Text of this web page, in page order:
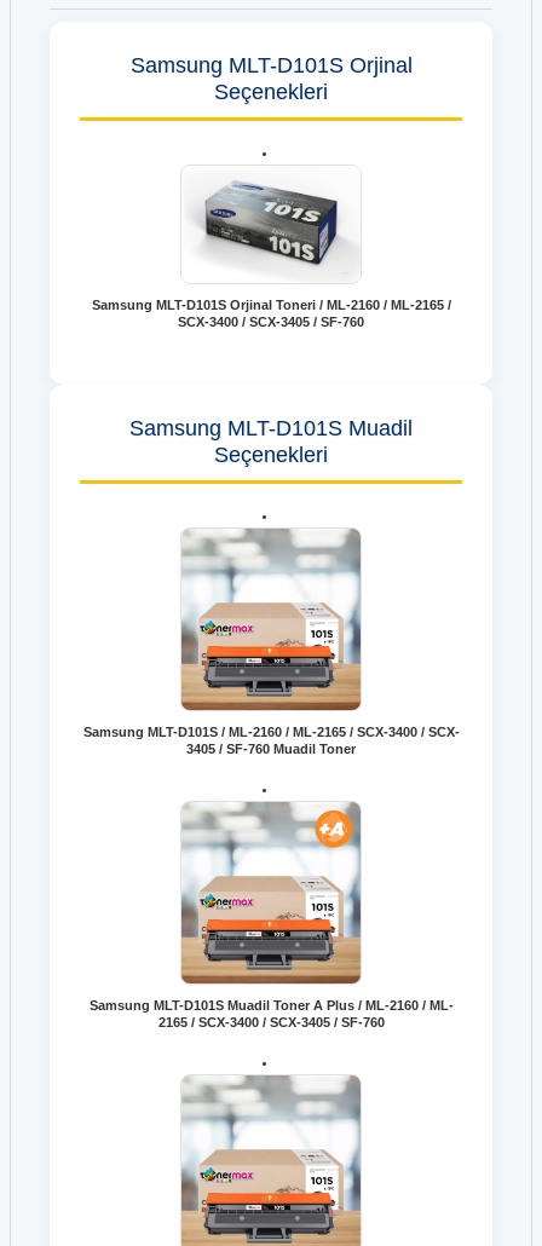
Samsung MLT-D101S Orjinal
Seçenekleri
Samsung MLT-D101S Orjinal Toneri / ML-2160 / ML-2165 /
SCX-3400 / SCX-3405 / SF-760
Samsung MLT-D101S Muadil
Seçenekleri
Samsung MLT-D101S / ML-2160 / ML-2165 / SCX-3400 / SCX-
3405 / SF-760 Muadil Toner
Samsung MLT-D101S Muadil Toner A Plus / ML-2160 / ML-
2165 / SCX-3400 / SCX-3405 / SF-760